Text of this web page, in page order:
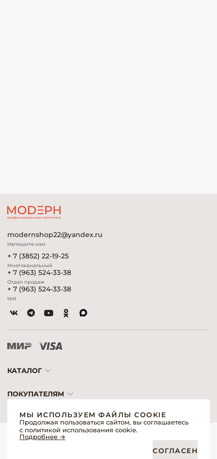
modernshop22@yandex.ru
Напишите нам
+ 7 (3852) 22-19-25
Многоканальный
+ 7 (963) 524-33-38
Отдел продаж
+ 7 (963) 524-33-38
test
КАТАЛОГ
ПОКУПАТЕЛЯМ
© 2026 «Модерн»— Косметика и оборудование для профессионалов
Создание сайтов
МЫ ИСПОЛЬЗУЕМ ФАЙЛЫ COOKIE
Продолжая пользоваться сайтом, вы соглашаетесь
с политикой использования cookie.
Подробнее →
СОГЛАСЕН